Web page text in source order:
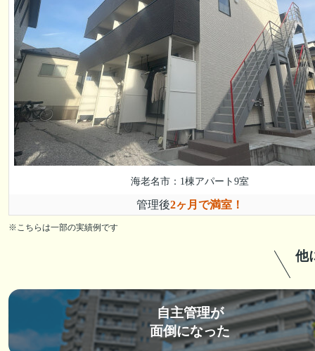
海老名市：1棟アパート9室
管理後2ヶ月で満室！
※こちらは一部の実績例です
他
自主管理が
面倒になった